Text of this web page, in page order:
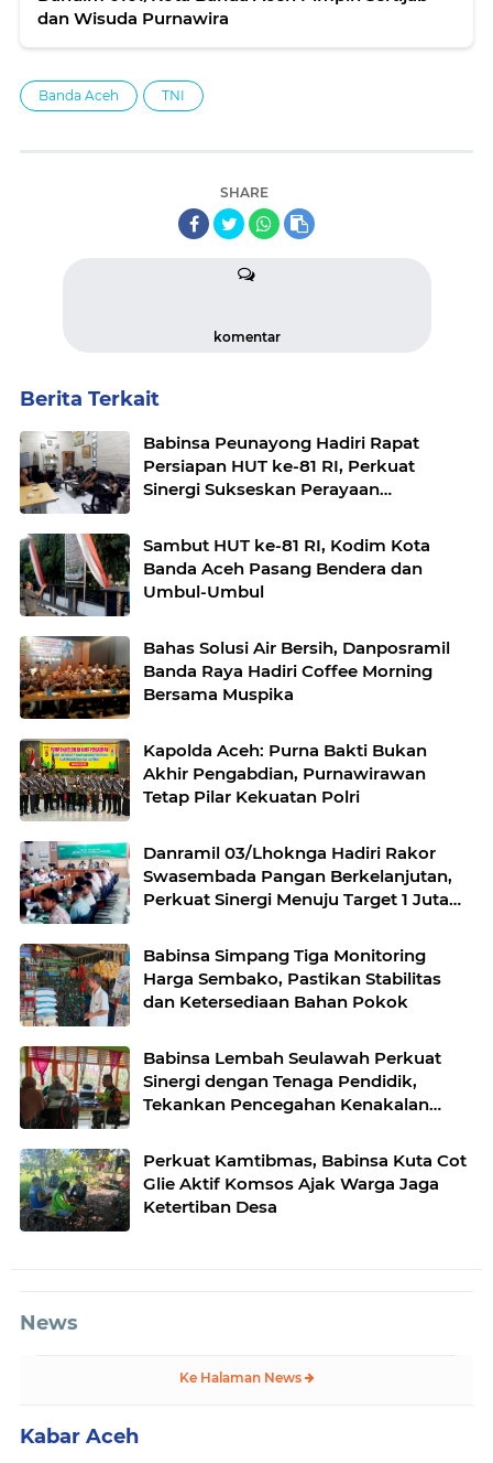
dan Wisuda Purnawira
Banda Aceh TNI
SHARE
komentar
Berita Terkait
Babinsa Peunayong Hadiri Rapat
Persiapan HUT ke-81 RI, Perkuat
Sinergi Sukseskan Perayaan
Sambut HUT ke-81 RI, Kodim Kota
Banda Aceh Pasang Bendera dan
Umbul-Umbul
Bahas Solusi Air Bersih, Danposramil
Banda Raya Hadiri Coffee Morning
Bersama Muspika
Kapolda Aceh: Purna Bakti Bukan
Akhir Pengabdian, Purnawirawan
Tetap Pilar Kekuatan Polri
Danramil 03/Lhoknga Hadiri Rakor
Swasembada Pangan Berkelanjutan,
Perkuat Sinergi Menuju Target 1 Juta
Babinsa Simpang Tiga Monitoring
Harga Sembako, Pastikan Stabilitas
dan Ketersediaan Bahan Pokok
Babinsa Lembah Seulawah Perkuat
Sinergi dengan Tenaga Pendidik,
Tekankan Pencegahan Kenakalan
Perkuat Kamtibmas, Babinsa Kuta Cot
Glie Aktif Komsos Ajak Warga Jaga
Ketertiban Desa
News
Ke Halaman News
Kabar Aceh